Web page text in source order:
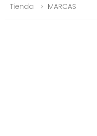
Tienda MARCAS